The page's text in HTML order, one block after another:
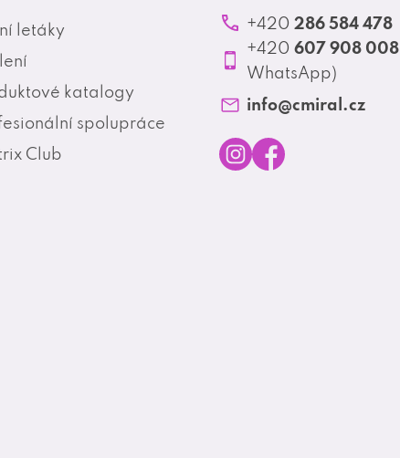
letáky
katalogy
spolupráce
Club
+420 286 584 478
+420 607 908 008
WhatsApp)
info@cmiral.cz